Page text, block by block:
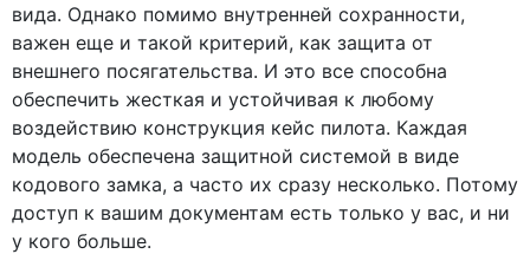
вида. Однако помимо внутренней сохранности,
важен еще и такой критерий, как защита от
внешнего посягательства. И это все способна
обеспечить жесткая и устойчивая к любому
воздействию конструкция кейс пилота. Каждая
модель обеспечена защитной системой в виде
кодового замка, а часто их сразу несколько. Потому
доступ к вашим документам есть только у вас, и ни
у кого больше.